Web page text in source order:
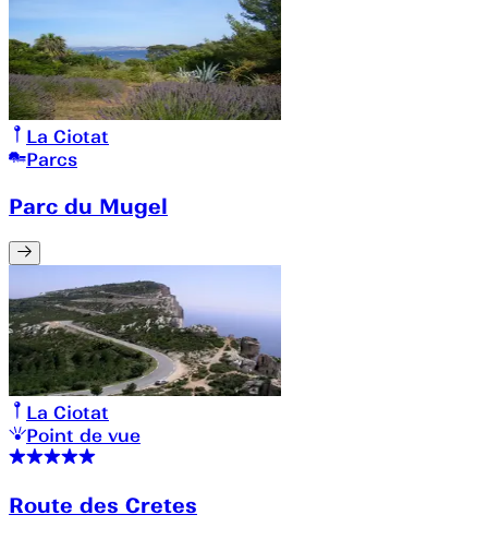
La Ciotat
Parcs
Parc du Mugel
La Ciotat
Point de vue
Route des Cretes